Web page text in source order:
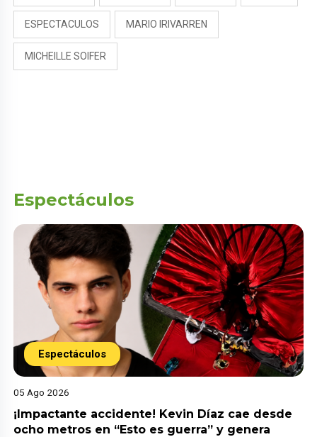
ESPECTACULOS MARIO IRIVARREN
MICHEILLE SOIFER
Espectáculos
Espectáculos
05 Ago 2026
¡Impactante accidente! Kevin Díaz cae desde
ocho metros en “Esto es guerra” y genera